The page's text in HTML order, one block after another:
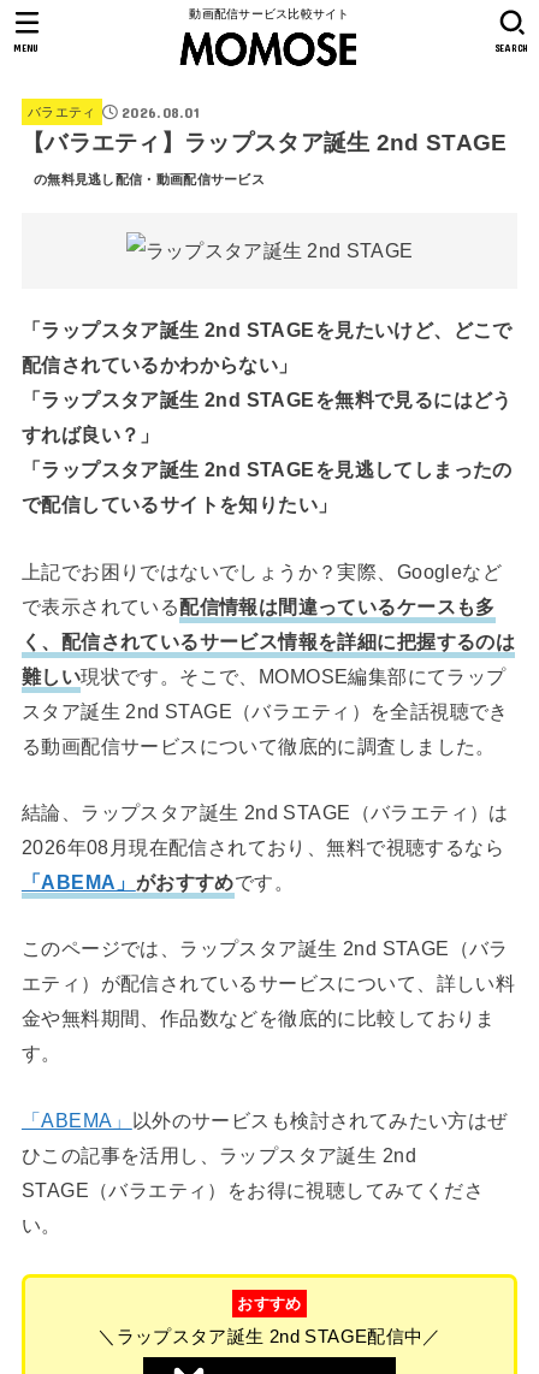
動画配信サービス比較サイト
SEARCH
MENU
バラエティ 2026.08.01
【バラエティ】ラップスタア誕生 2nd STAGE
の無料見逃し配信・動画配信サービス
「ラップスタア誕生 2nd STAGEを見たいけど、どこで
配信されているかわからない」
「ラップスタア誕生 2nd STAGEを無料で見るにはどう
すれば良い？」
「ラップスタア誕生 2nd STAGEを見逃してしまったの
で配信しているサイトを知りたい」
上記でお困りではないでしょうか？実際、Googleなど
で表示されている配信情報は間違っているケースも多
く、配信されているサービス情報を詳細に把握するのは
難しい現状です。そこで、MOMOSE編集部にてラップ
スタア誕生 2nd STAGE（バラエティ）を全話視聴でき
る動画配信サービスについて徹底的に調査しました。
結論、ラップスタア誕生 2nd STAGE（バラエティ）は
2026年08月現在配信されており、無料で視聴するなら
「ABEMA」 がおすすめです。
このページでは、ラップスタア誕生 2nd STAGE（バラ
エティ）が配信されているサービスについて、詳しい料
金や無料期間、作品数などを徹底的に比較しておりま
す。
「ABEMA」 以外のサービスも検討されてみたい方はぜ
ひこの記事を活用し、ラップスタア誕生 2nd
STAGE（バラエティ）をお得に視聴してみてくださ
い。
おすすめ
＼ラップスタア誕生 2nd STAGE配信中／